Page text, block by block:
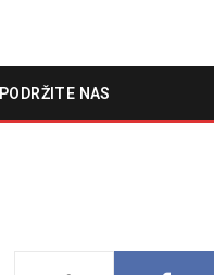
PODRŽITE NAS